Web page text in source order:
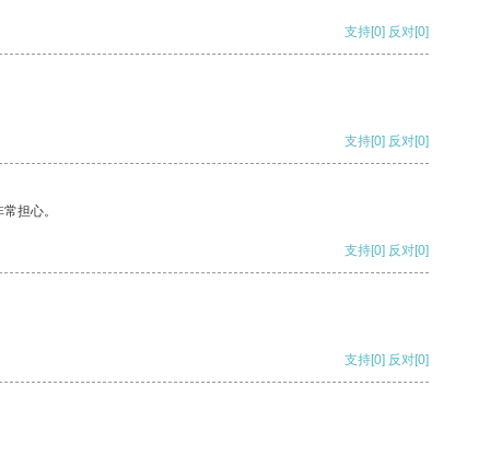
支持[0] 反对[0]
支持[0] 反对[0]
担心。
支持[0] 反对[0]
支持[0] 反对[0]